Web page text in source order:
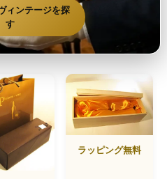
ィンテージを探
す
ラッピング無料